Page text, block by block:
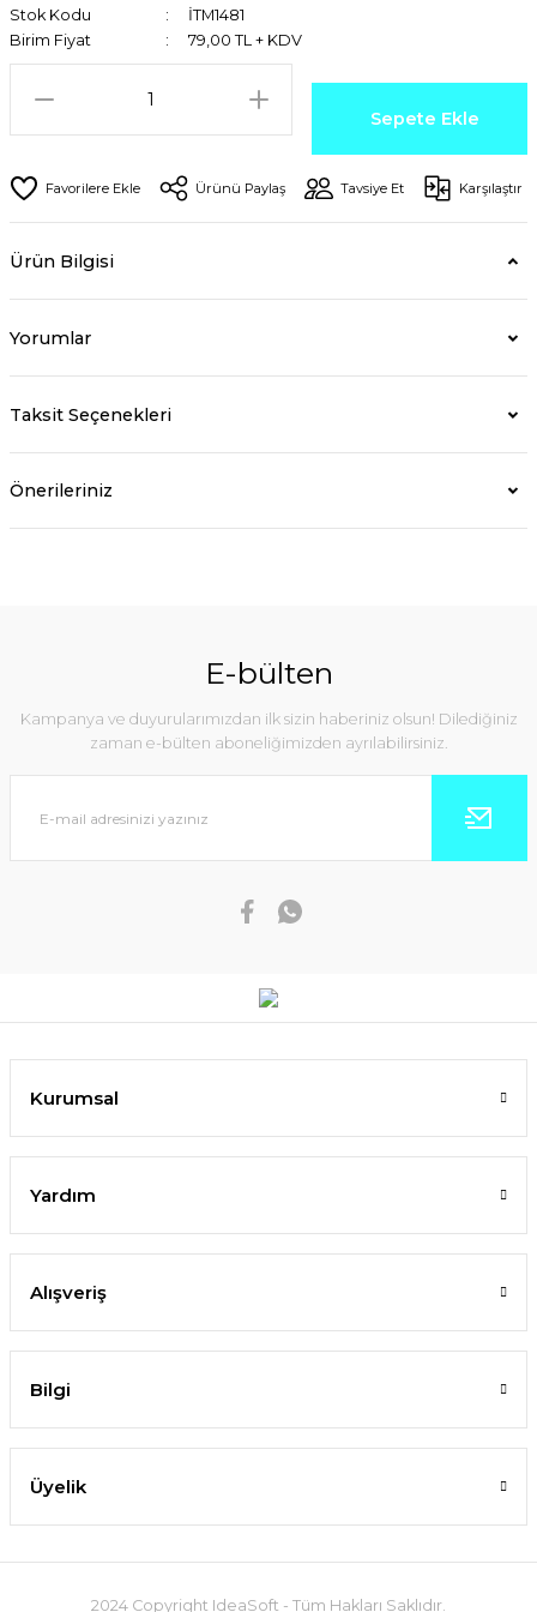
Stok Kodu
İTM1481
Birim Fiyat
79,00 TL + KDV
Sepete Ekle
Ürünü Paylaş Tavsiye Et Karşılaştır
Ürün Bilgisi
Yorumlar
Taksit Seçenekleri
Önerileriniz
E-bülten
Kampanya ve duyurularımızdan ilk sizin haberiniz olsun! Dilediğiniz
zaman e-bülten aboneliğimizden ayrılabilirsiniz.
Kurumsal
Yardım
Alışveriş
Bilgi
Üyelik
2024 Copyright IdeaSoft - Tüm Hakları Saklıdır.